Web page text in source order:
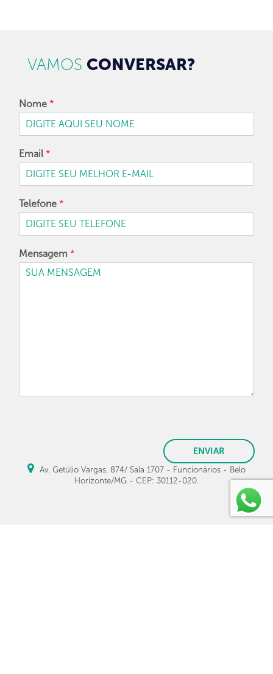
VAMOS CONVERSAR?
Nome *
Email *
Telefone *
Mensagem *
ENVIAR
Av. Getúlio Vargas, 874/ Sala 1707 - Funcionários - Belo
Horizonte/MG - CEP: 30112-020.